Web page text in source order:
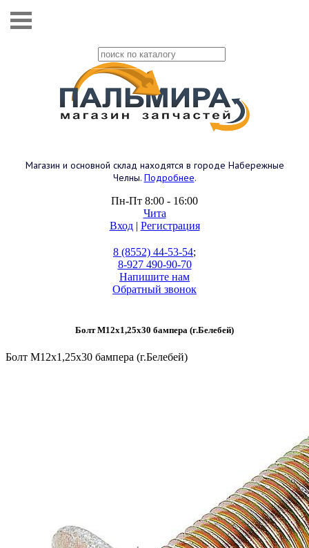
Магазин и основной склад находятся в городе Набережные
Челны. Подробнее.
Пн-Пт 8:00 - 16:00
Чита
Вход| Регистрация
8 (8552) 44-53-54;
8-927 490-90-70
Напишите нам
Обратный звонок
Болт М12х1,25х30 бампера (г.Белебей)
Болт М12х1,25х30 бампера (г.Белебей)